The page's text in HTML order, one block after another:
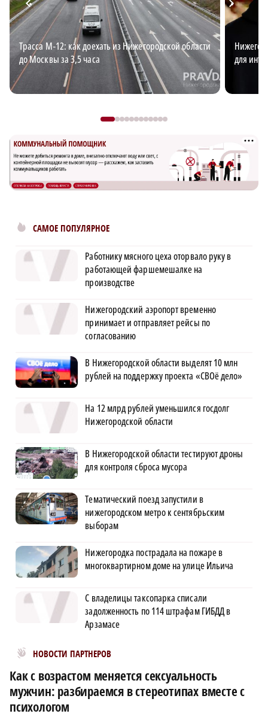
Трасса М‑12: как доехать из Нижегородской области
до Москвы за 3,5 часа
для
САМОЕ ПОПУЛЯРНОЕ
Работнику мясного цеха оторвало руку в
работающей фаршемешалке на
производстве
Нижегородский аэропорт временно
принимает и отправляет рейсы по
согласованию
В Нижегородской области выделят 10 млн
рублей на поддержку проекта «СВОё дело»
На 12 млрд рублей уменьшился госдолг
Нижегородской области
В Нижегородской области тестируют дроны
для контроля сброса мусора
Тематический поезд запустили в
нижегородском метро к сентябрьским
выборам
Нижегородка пострадала на пожаре в
многоквартирном доме на улице Ильича
С владелицы таксопарка списали
задолженность по 114 штрафам ГИБДД в
Арзамасе
НОВОСТИ ПАРТНЕРОВ
Новости МирТесен
Как с возрастом меняется сексуальность
мужчин: разбираемся в стереотипах вместе с
психологом